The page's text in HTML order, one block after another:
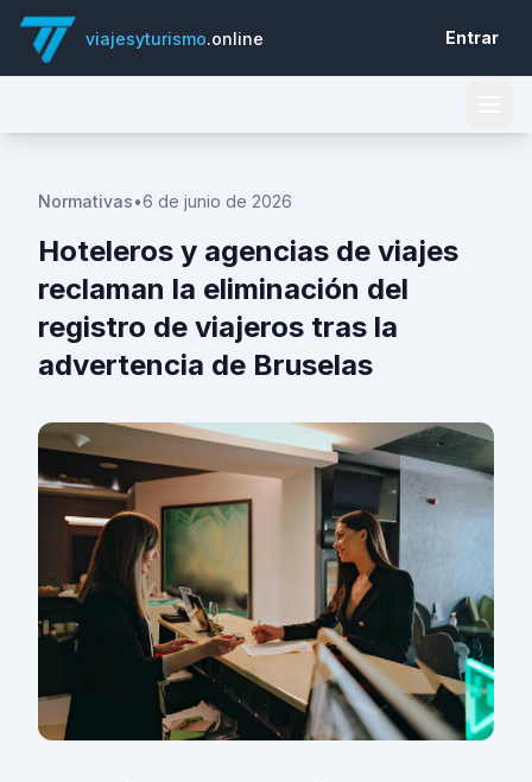
viajesyturismo.online Entrar
Normativas•6 de junio de 2026
Hoteleros y agencias de viajes
reclaman la eliminación del
registro de viajeros tras la
advertencia de Bruselas